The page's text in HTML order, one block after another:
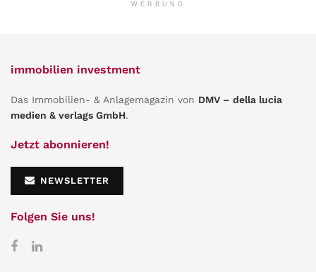
WERBUNG
immobilien investment
Das Immobilien- & Anlagemagazin von DMV – della lucia
medien & verlags GmbH.
Jetzt abonnieren!
NEWSLETTER
Folgen Sie uns!